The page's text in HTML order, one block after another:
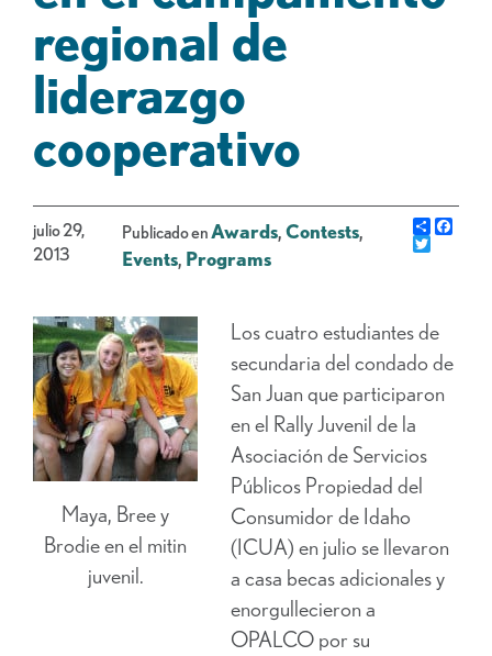
regional de
liderazgo
cooperativo
julio 29,
2013
Publicado enAwards, Contests,
Events, Programs
Share
Maya, Bree y
Brodie en el mitin
juvenil.
Los cuatro estudiantes de
secundaria del condado de
San Juan que participaron
en el Rally Juvenil de la
Asociación de Servicios
Públicos Propiedad del
Consumidor de Idaho
(ICUA) en julio se llevaron
a casa becas adicionales y
enorgullecieron a
OPALCO por su